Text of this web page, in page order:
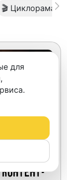
🎬 Циклорама
для